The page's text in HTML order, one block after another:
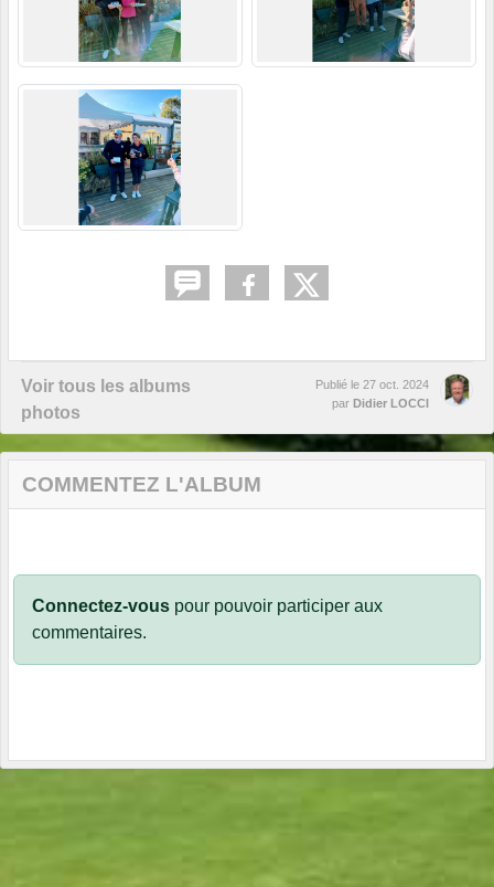
Voir tous les albums
photos
Publié le 27 oct. 2024
par Didier LOCCI
COMMENTEZ L'ALBUM
Connectez-vous pour pouvoir participer aux
commentaires.